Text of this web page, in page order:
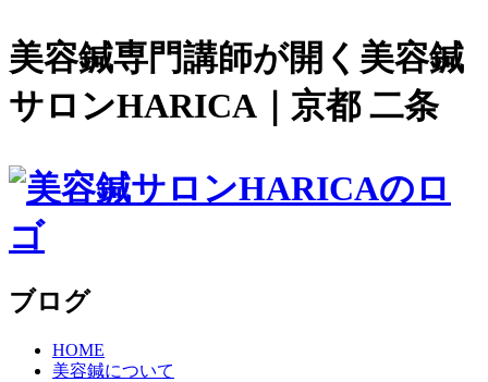
美容鍼専門講師が開く美容鍼
サロンHARICA｜京都 二条
ブログ
HOME
美容鍼について